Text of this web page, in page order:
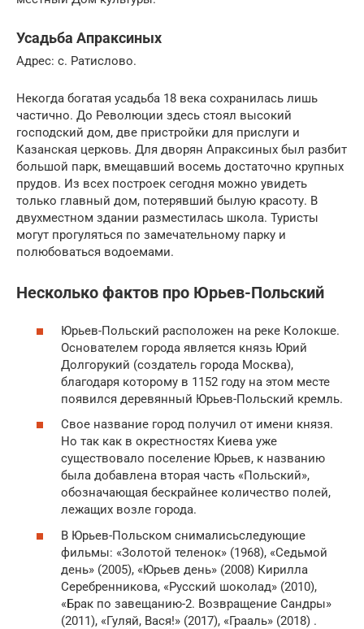
Усадьба Апраксиных
Адрес: с. Ратислово.
Некогда богатая усадьба 18 века сохранилась лишь
частично. До Революции здесь стоял высокий
господский дом, две пристройки для прислуги и
Казанская церковь. Для дворян Апраксиных был разбит
большой парк, вмещавший восемь достаточно крупных
прудов. Из всех построек сегодня можно увидеть
только главный дом, потерявший былую красоту. В
двухместном здании разместилась школа. Туристы
могут прогуляться по замечательному парку и
полюбоваться водоемами.
Несколько фактов про Юрьев-Польский
Юрьев-Польский расположен на реке Колокше.
Основателем города является князь Юрий
Долгорукий (создатель города Москва),
благодаря которому в 1152 году на этом месте
появился деревянный Юрьев-Польский кремль.
Свое название город получил от имени князя.
Но так как в окрестностях Киева уже
существовало поселение Юрьев, к названию
была добавлена вторая часть «Польский»,
обозначающая бескрайнее количество полей,
лежащих возле города.
В Юрьев-Польском снималисьследующие
фильмы: «Золотой теленок» (1968), «Седьмой
день» (2005), «Юрьев день» (2008) Кирилла
Серебренникова, «Русский шоколад» (2010),
«Брак по завещанию-2. Возвращение Сандры»
(2011), «Гуляй, Вася!» (2017), «Грааль» (2018) .